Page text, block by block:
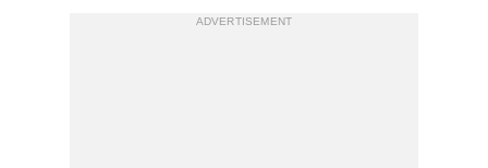
ADVERTISEMENT